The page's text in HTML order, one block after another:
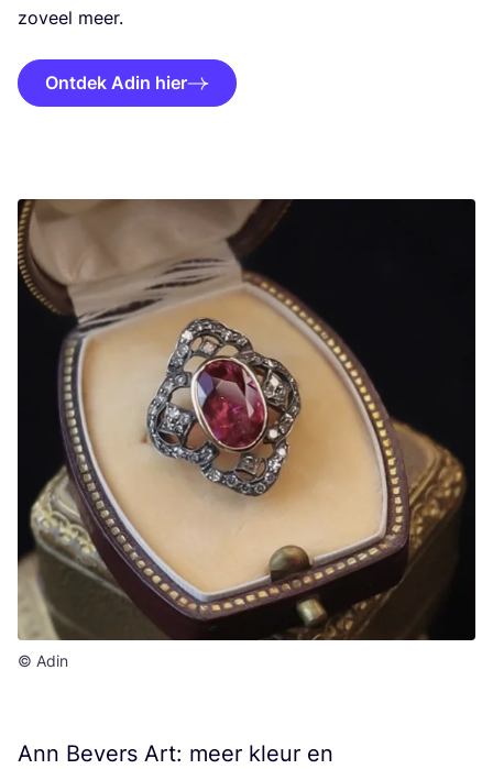
zoveel meer.
Ontdek Adin hier
© Adin
Ann Bevers Art: meer kleur en